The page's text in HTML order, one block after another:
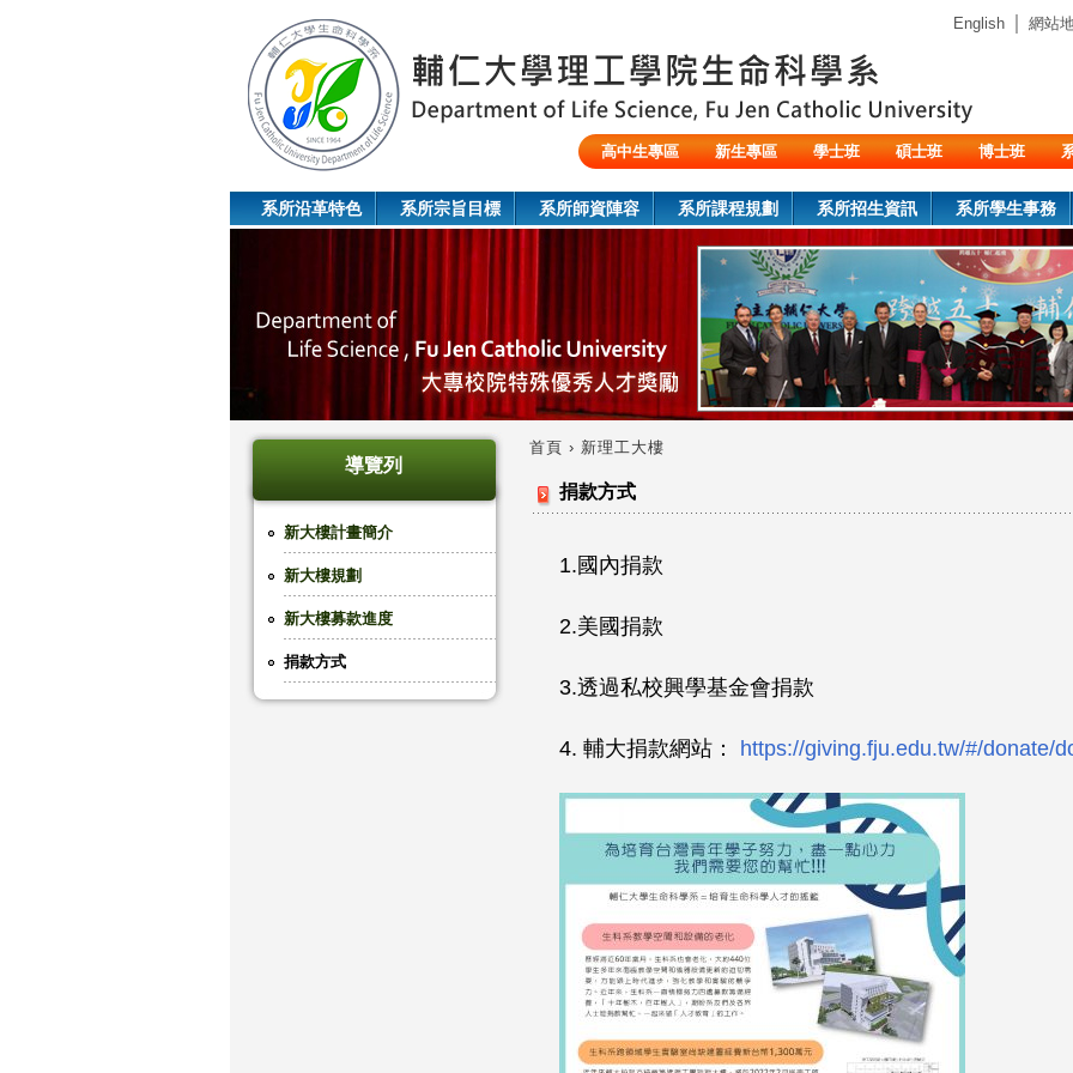
English 網站
高中生專區 新生專區 學士班 碩士班 博士班
系所沿革特色 系所宗旨目標 系所師資陣容 系所課程規劃 系所招生資訊 系所學生事務
導覽列
新大樓計畫簡介
新大樓規劃
新大樓募款進度
捐款方式
您
首頁 › 新理工大樓
捐款方式
1.國內捐款
2.美國捐款
3.透過私校興學基金會捐款
4. 輔大捐款網站： https://giving.fju.edu.tw/#/donate/